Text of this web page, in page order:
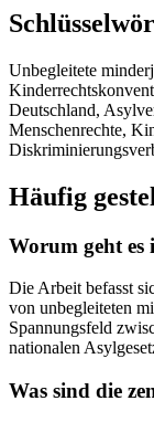
Unbegleitete
Deutschland,
Menschenrechte,
Häufig
Worum geht es
Die Arbeit befasst
von unbegleiteten
Spannungsfeld
nationalen
Was sind die